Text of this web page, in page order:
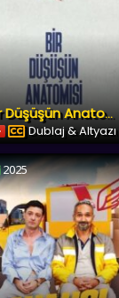
Bir Düşüşün Anatomisi
Dublaj & Altyazı
2025